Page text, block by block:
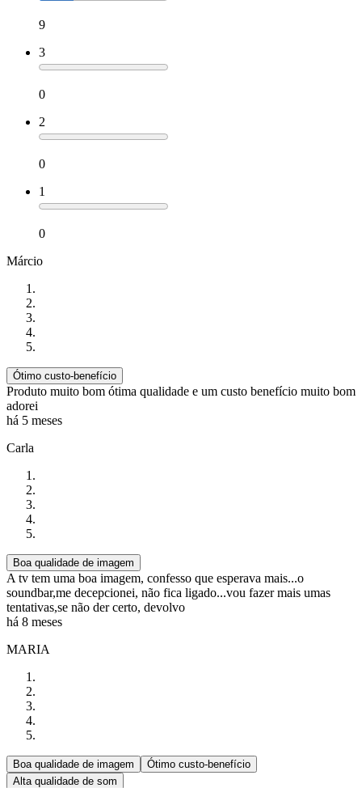
9
3
0
2
0
1
0
Márcio
Ótimo custo-benefício
Produto muito bom ótima qualidade e um custo benefício muito bom
adorei
há 5 meses
Carla
Boa qualidade de imagem
A tv tem uma boa imagem, confesso que esperava mais...o
soundbar,me decepcionei, não fica ligado...vou fazer mais umas
tentativas,se não der certo, devolvo
há 8 meses
MARIA
Boa qualidade de imagem
Ótimo custo-benefício
Alta qualidade de som